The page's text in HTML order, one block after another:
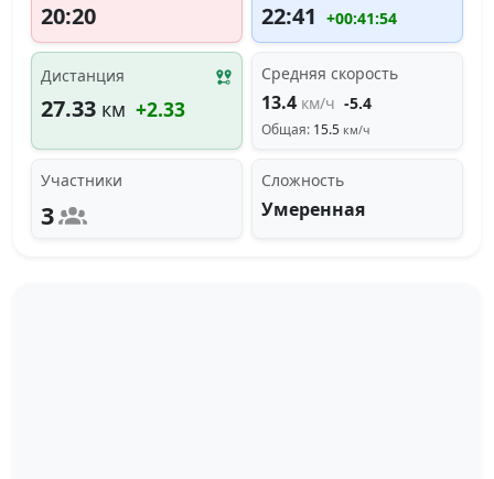
20:20 22:41 +00:41:54
Дистанция
27.33 км +2.33
Средняя скорость
13.4 км/ч -5.4
Общая: 15.5 км/ч
Участники
3
Сложность
Умеренная